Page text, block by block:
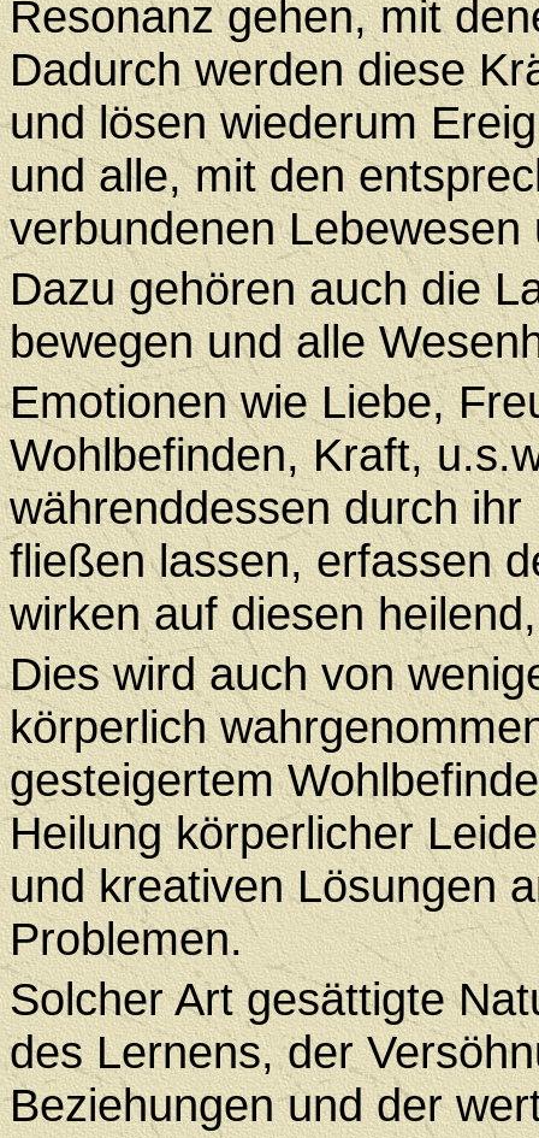
Resonanz gehen, mit
Dadurch werden diese
und lösen wiederum
und alle, mit den
verbundenen
Dazu gehören auch die
bewegen und alle
Emotionen wie Liebe,
Wohlbefinden, Kraft,
währenddessen durch
fließen lassen, erfassen
wirken auf diesen
Dies wird auch von
körperlich
gesteigertem
Heilung körperlicher
und kreativen Lösungen
Problemen.
Solcher Art gesättigte
des Lernens, der
Beziehungen und der